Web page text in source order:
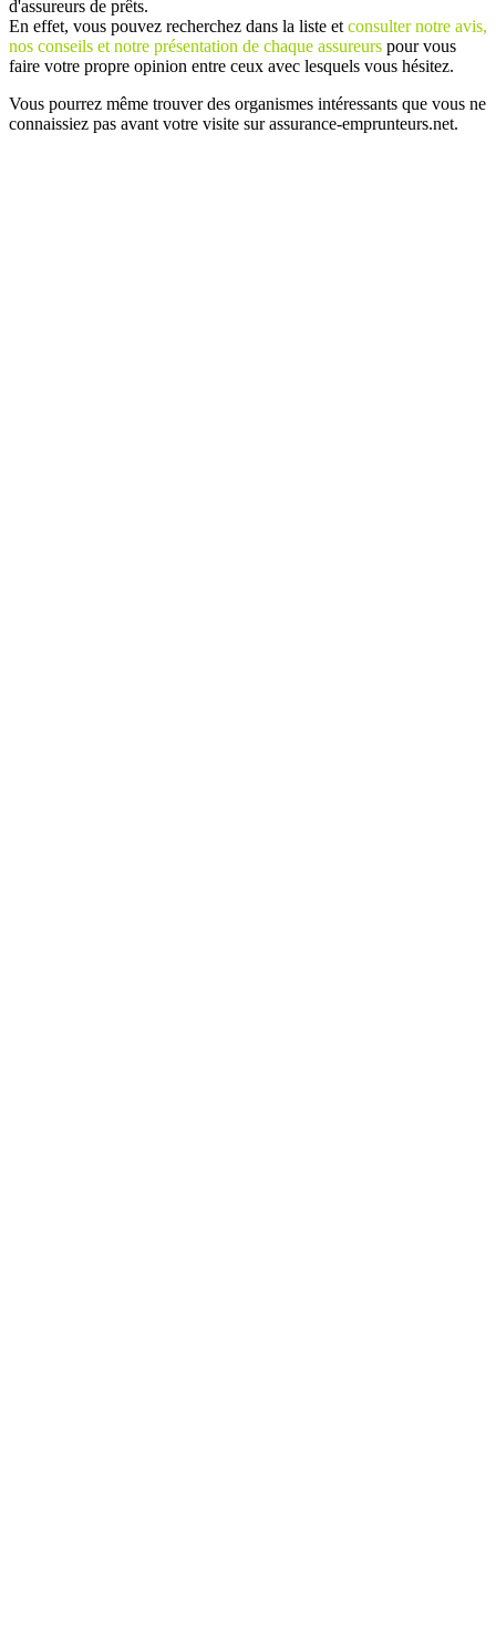
d'assureurs de prêts.
En effet, vous pouvez recherchez dans la liste et consulter notre avis,
nos conseils et notre présentation de chaque assureurs pour vous
faire votre propre opinion entre ceux avec lesquels vous hésitez.
Vous pourrez même trouver des organismes intéressants que vous ne
connaissiez pas avant votre visite sur assurance-emprunteurs.net.